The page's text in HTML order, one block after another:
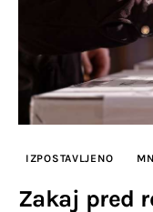
IZPOSTAVLJENO
Zakaj pred